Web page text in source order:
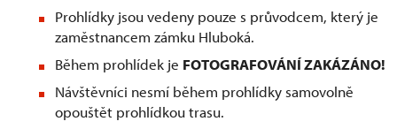
Prohlídky jsou vedeny pouze s průvodcem, který je
zaměstnancem zámku Hluboká.
Během prohlídek je FOTOGRAFOVÁNÍ ZAKÁZÁNO!
Návštěvníci nesmí během prohlídky samovolně
opouštět prohlídkou trasu.